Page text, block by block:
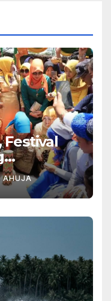
Festival
AHUJA